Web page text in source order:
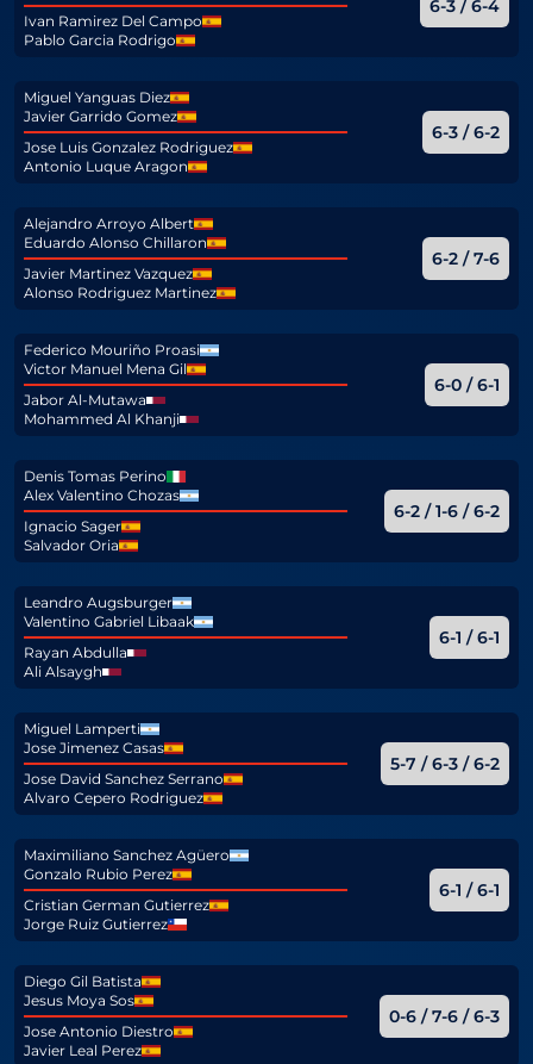
Ivan Ramirez Del Campo
Pablo Garcia Rodrigo
6-3 / 6-4
Miguel Yanguas Diez
Javier Garrido Gomez
Jose Luis Gonzalez Rodriguez
Antonio Luque Aragon
6-3 / 6-2
Alejandro Arroyo Albert
Eduardo Alonso Chillaron
Javier Martinez Vazquez
Alonso Rodriguez Martinez
6-2 / 7-6
Federico Mouriño Proasi
Victor Manuel Mena Gil
Jabor Al-Mutawa
Mohammed Al Khanji
6-0 / 6-1
Denis Tomas Perino
Alex Valentino Chozas
Ignacio Sager
Salvador Oria
6-2 / 1-6 / 6-2
Leandro Augsburger
Valentino Gabriel Libaak
Rayan Abdulla
Ali Alsaygh
6-1 / 6-1
Miguel Lamperti
Jose Jimenez Casas
Jose David Sanchez Serrano
Alvaro Cepero Rodriguez
5-7 / 6-3 / 6-2
Maximiliano Sanchez Agüero
Gonzalo Rubio Perez
Cristian German Gutierrez
Jorge Ruiz Gutierrez
6-1 / 6-1
Diego Gil Batista
Jesus Moya Sos
Jose Antonio Diestro
Javier Leal Perez
0-6 / 7-6 / 6-3